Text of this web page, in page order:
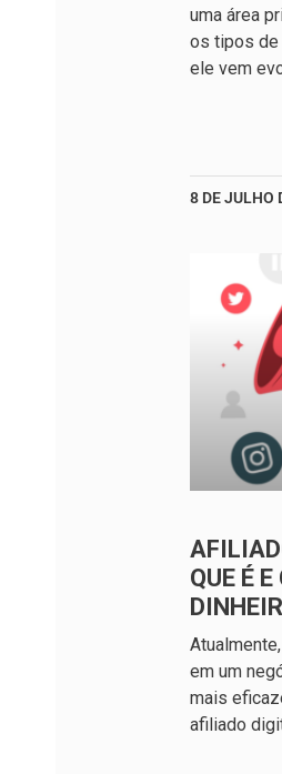
uma área
os tipos de
ele vem
8 DE JULHO
QUE É
em um
mais
afiliado